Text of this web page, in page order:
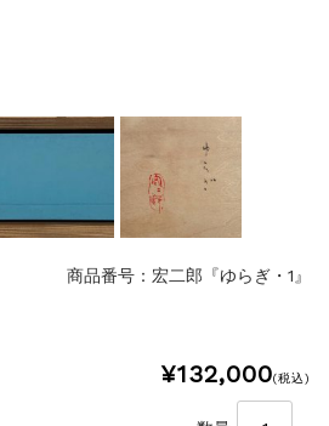
商品番号：宏二郎『ゆらぎ・1』
¥132,000(税込)